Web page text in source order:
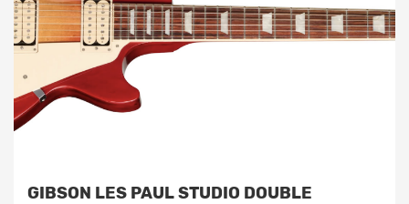
GIBSON LES PAUL STUDIO DOUBLE